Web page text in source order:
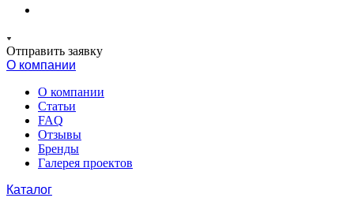
Отправить заявку
О компании
О компании
Статьи
FAQ
Отзывы
Бренды
Галерея проектов
Каталог